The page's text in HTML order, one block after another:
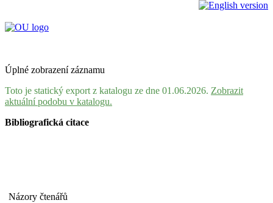
Úplné zobrazení záznamu
Toto je statický export z katalogu ze dne 01.06.2026. Zobrazit
aktuální podobu v katalogu.
Bibliografická citace
Názory čtenářů